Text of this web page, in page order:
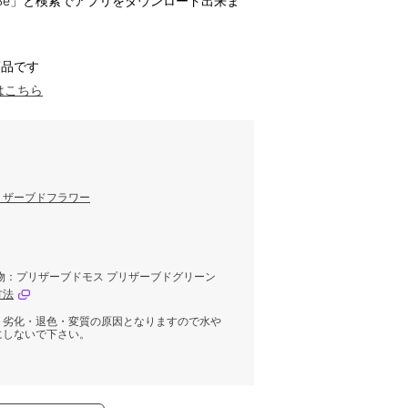
です
ちら
ザーブドフラワー
：プリザーブドモス プリザーブドグリーン
法
化・退色・変質の原因となりますので水や
ないで下さい。